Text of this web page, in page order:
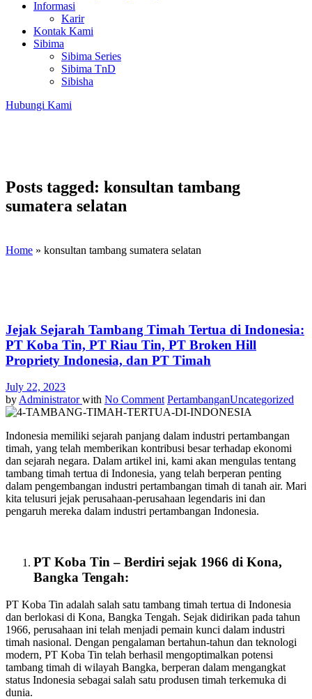
Informasi
Karir
Kontak Kami
Sibima
Sibima Series
Sibima TnD
Sibisha
Hubungi Kami
Home » konsultan tambang sumatera selatan
Posts tagged: konsultan tambang
sumatera selatan
Jejak Sejarah Tambang Timah Tertua di Indonesia:
PT Koba Tin, PT Riau Tin, PT Broken Hill
Propriety Indonesia, dan PT Timah
July 22, 2023
by Administratorwith No Comment PertambanganUncategorized
Indonesia memiliki sejarah panjang dalam industri pertambangan
timah, yang telah memberikan kontribusi besar terhadap ekonomi
dan sejarah negara. Dalam artikel ini, kami akan mengulas tentang
tambang timah tertua di Indonesia, yang telah berperan penting
dalam pengembangan industri pertambangan timah di tanah air. Mari
kita telusuri jejak perusahaan-perusahaan legendaris ini dan
pengaruh mereka dalam industri pertambangan Indonesia.
PT Koba Tin – Berdiri sejak 1966 di Kona,
Bangka Tengah:
PT Koba Tin adalah salah satu tambang timah tertua di Indonesia
dan berlokasi di Kona, Bangka Tengah. Sejak didirikan pada tahun
1966, perusahaan ini telah menjadi pemain kunci dalam industri
timah nasional. Dengan pengalaman bertahun-tahun dan teknologi
modern, PT Koba Tin telah berhasil mengoptimalkan potensi
tambang timah di wilayah Bangka, berperan dalam mengangkat
status Indonesia sebagai salah satu produsen timah terkemuka di
dunia.